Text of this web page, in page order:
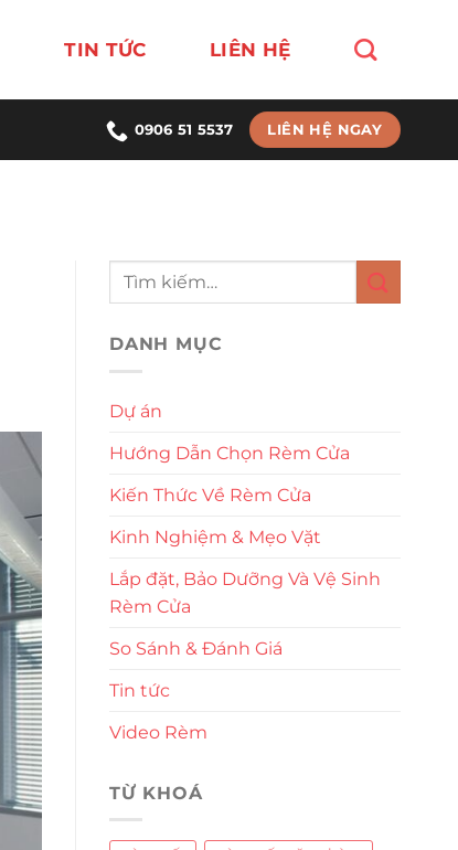
TIN TỨC LIÊN HỆ
0906 51 5537 LIÊN HỆ NGAY
DANH MỤC
Dự án
Hướng Dẫn Chọn Rèm Cửa
Kiến Thức Về Rèm Cửa
Kinh Nghiệm & Mẹo Vặt
Lắp đặt, Bảo Dưỡng Và Vệ Sinh
Rèm Cửa
So Sánh & Đánh Giá
Tin tức
Video Rèm
TỪ KHOÁ